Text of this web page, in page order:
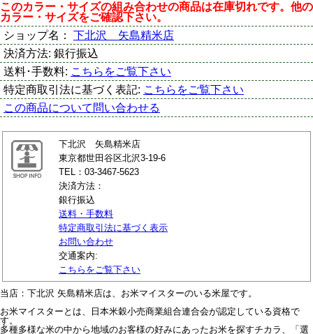
このカラー・サイズの組み合わせの商品は在庫切れです。他の
カラー・サイズをご確認下さい。
ショップ名： 下北沢 矢島精米店
決済方法: 銀行振込
送料･手数料: こちらをご覧下さい
特定商取引法に基づく表記: こちらをご覧下さい
この商品について問い合わせる
下北沢 矢島精米店
東京都世田谷区北沢3-19-6
TEL：03-3467-5623
決済方法：
銀行振込
送料・手数料
特定商取引法に基づく表示
お問い合わせ
交通案内:
こちらをご覧下さい
当店：下北沢 矢島精米店は、お米マイスターのいる米屋です。
お米マイスターとは、日本米穀小売商業組合連合会が認定している資格で
す。
多種多様な米の中から地域のお客様の好みにあったお米を探すチカラ、「選